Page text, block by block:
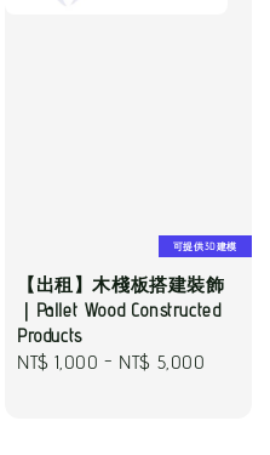
可提供3D建模
【出租】木棧板搭建裝飾
｜Pallet Wood Constructed
Products
Regular
NT$ 1,000 - NT$ 5,000